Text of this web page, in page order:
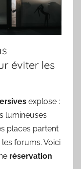
éviter les
explose :
lumineuses
places partent
forums. Voici
réservation